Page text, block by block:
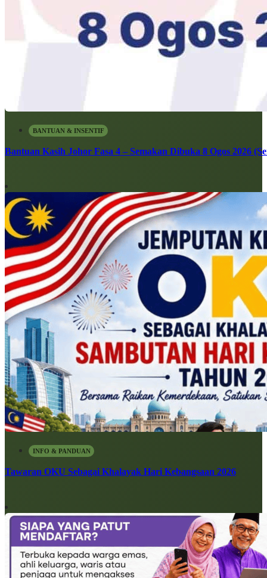
BANTUAN & INSENTIF
Bantuan Kasih Johor Fasa 4 – Semakan Dibuka 8 Ogos 2026
INFO & PANDUAN
Tawaran OKU Sebagai Khalayak Hari Kebangsaan 2026